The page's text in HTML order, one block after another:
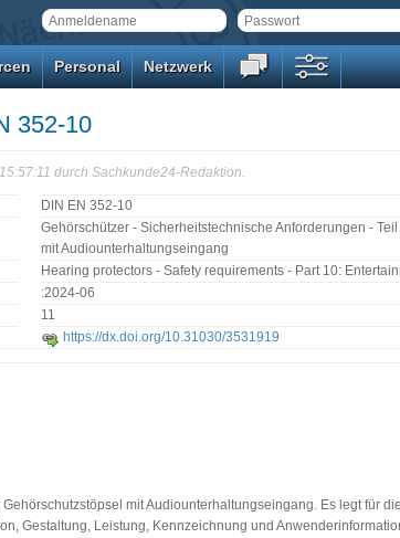
Personal Netzwerk
352-10
durch Sachkunde24-Redaktion.
DIN EN 352-10
Gehörschützer - Sicherheitstechnische Anforderungen -
mit Audiounterhaltungseingang
Hearing protectors - Safety requirements - Part 10:
:2024-06
11
https://dx.doi.org/10.31030/3531919
mit Audiounterhaltungseingang. Es legt für
Gestaltung, Leistung, Kennzeichnung und